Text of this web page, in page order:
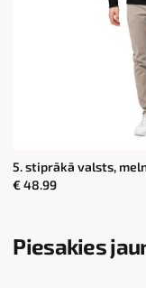
5. stiprākā valsts,
€ 48.99
Piesakies